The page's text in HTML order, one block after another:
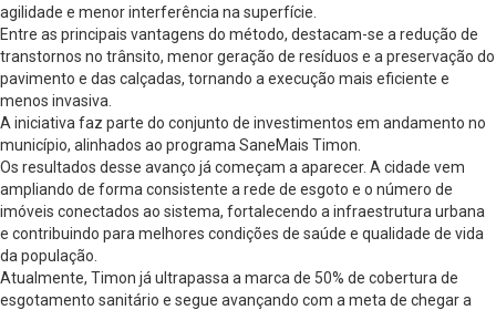
agilidade e menor interferência na superfície.
Entre as principais vantagens do método, destacam-se a redução de
transtornos no trânsito, menor geração de resíduos e a preservação do
pavimento e das calçadas, tornando a execução mais eficiente e
menos invasiva.
A iniciativa faz parte do conjunto de investimentos em andamento no
município, alinhados ao programa SaneMais Timon.
Os resultados desse avanço já começam a aparecer. A cidade vem
ampliando de forma consistente a rede de esgoto e o número de
imóveis conectados ao sistema, fortalecendo a infraestrutura urbana
e contribuindo para melhores condições de saúde e qualidade de vida
da população.
Atualmente, Timon já ultrapassa a marca de 50% de cobertura de
esgotamento sanitário e segue avançando com a meta de chegar a